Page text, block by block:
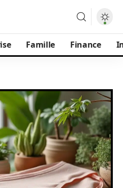
Famille Finance